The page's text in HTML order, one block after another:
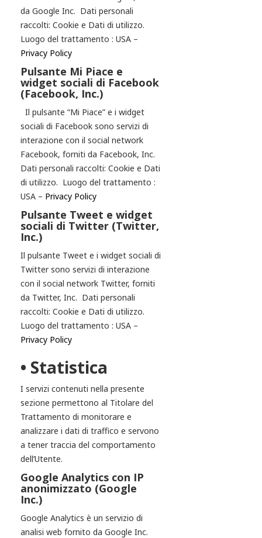
da Google Inc. Dati personali
raccolti: Cookie e Dati di utilizzo.
Luogo del trattamento : USA –
Privacy Policy
Pulsante Mi Piace e
widget sociali di Facebook
(Facebook, Inc.)
Il pulsante “Mi Piace” e i widget
sociali di Facebook sono servizi di
interazione con il social network
Facebook, forniti da Facebook, Inc.
Dati personali raccolti: Cookie e Dati
di utilizzo. Luogo del trattamento :
USA – Privacy Policy
Pulsante Tweet e widget
sociali di Twitter (Twitter,
Inc.)
Il pulsante Tweet e i widget sociali di
Twitter sono servizi di interazione
con il social network Twitter, forniti
da Twitter, Inc. Dati personali
raccolti: Cookie e Dati di utilizzo.
Luogo del trattamento : USA –
Privacy Policy
• Statistica
I servizi contenuti nella presente
sezione permettono al Titolare del
Trattamento di monitorare e
analizzare i dati di traffico e servono
a tener traccia del comportamento
dell’Utente.
Google Analytics con IP
anonimizzato (Google
Inc.)
Google Analytics è un servizio di
analisi web fornito da Google Inc.